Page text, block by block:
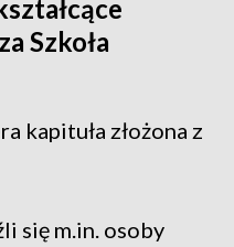
Szkoła
kapituła złożona z
się m.in. osoby